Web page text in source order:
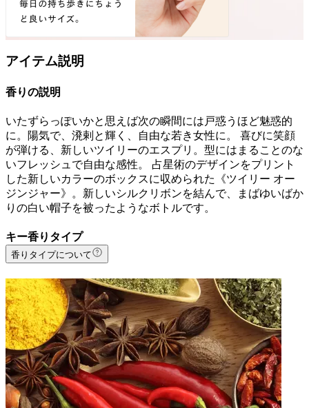
アイテム説明
香りの説明
いたずらっぽいかと思えば次の瞬間には戸惑うほど魅惑的
に。陽気で、溌剌と輝く、自由な若き女性に。 喜びに笑顔
が弾ける、新しいツイリーのエスプリ。型にはまることのな
いフレッシュで自由な感性。 占星術のデザインをプリント
した新しいカラーのボックスに収められた《ツイリー オー
ジンジャー》。新しいシルクリボンを結んで、まばゆいばか
りの白い帽子を被ったようなボトルです。
キー香りタイプ
香りタイプについて